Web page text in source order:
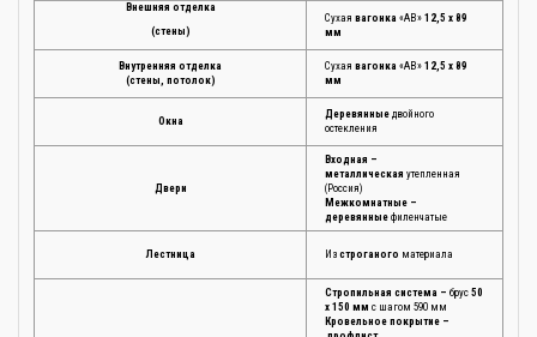
Внешняя отделка
(стены)
Сухая вагонка «АВ» 12,5 х 89
мм
Внутренняя отделка
(стены, потолок)
Сухая вагонка «АВ» 12,5 х 89
мм
Окна
Деревянные двойного
остекления
Двери
Входная –
металлическая утепленная
(Россия)
Межкомнатные –
деревянные филенчатые
Лестница Из строганого материала
Стропильная система – брус 50
х 150 мм с шагом 590 мм
Кровельное покрытие –